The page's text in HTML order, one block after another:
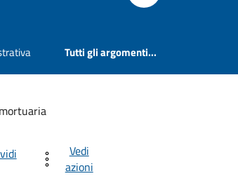
Tutti gli argomenti...
Vedi
azioni